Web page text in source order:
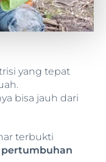
yang tepat
bisa jauh dari
terbukti
pertumbuhan